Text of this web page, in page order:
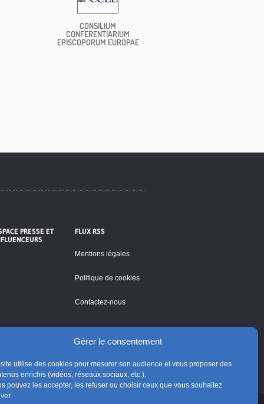
Gérer le consentement
utilise des cookies pour mesurer son audience et vous proposer des
enrichis (vidéos, réseaux sociaux, etc.).
pouvez les accepter, les refuser ou choisir ceux que vous souhaitez
CONSILIUM
CONFERENTIARIUM
EPISCOPORUM EUROPAE
PRESSE ET
FLUX RSS
Mentions légales
Politique de cookies
Contactez-nous